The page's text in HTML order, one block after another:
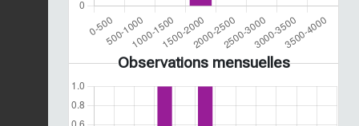
Observations mensuelles